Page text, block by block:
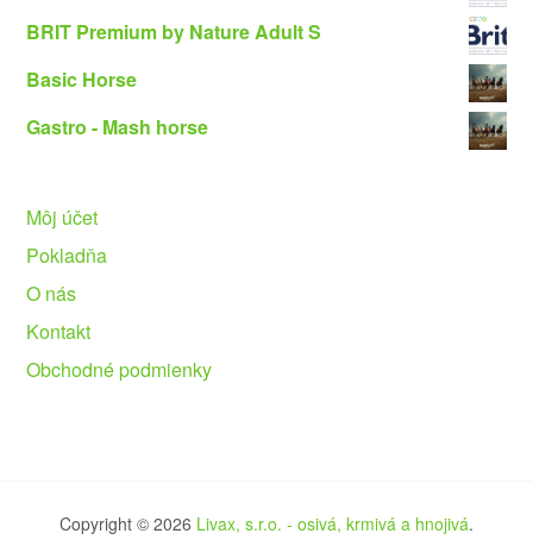
BRIT Premium by Nature Adult S
Basic Horse
Gastro - Mash horse
Môj účet
Pokladňa
O nás
Kontakt
Obchodné podmienky
Copyright © 2026 Livax, s.r.o. - osivá, krmivá a hnojivá.